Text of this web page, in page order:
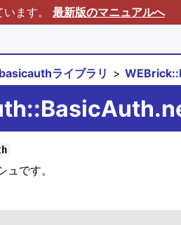
ます。 最新版のマニュアルへ
ライブラリ
です。